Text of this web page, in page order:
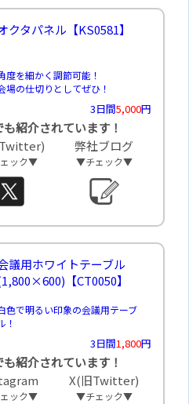
クタパネル 【KS0581】
度を細かく調節可能！
場の仕切りとしてぜひ！
3日間5,000円
紹介されています！
ック▼
弊社ブログ
▼チェック▼
議用ホワイトテーブル
【CT0050】
色で明るい印象の会議用テーブ
！
3日間1,800円
紹介されています！
ック▼
X(旧Twitter)
▼チェック▼